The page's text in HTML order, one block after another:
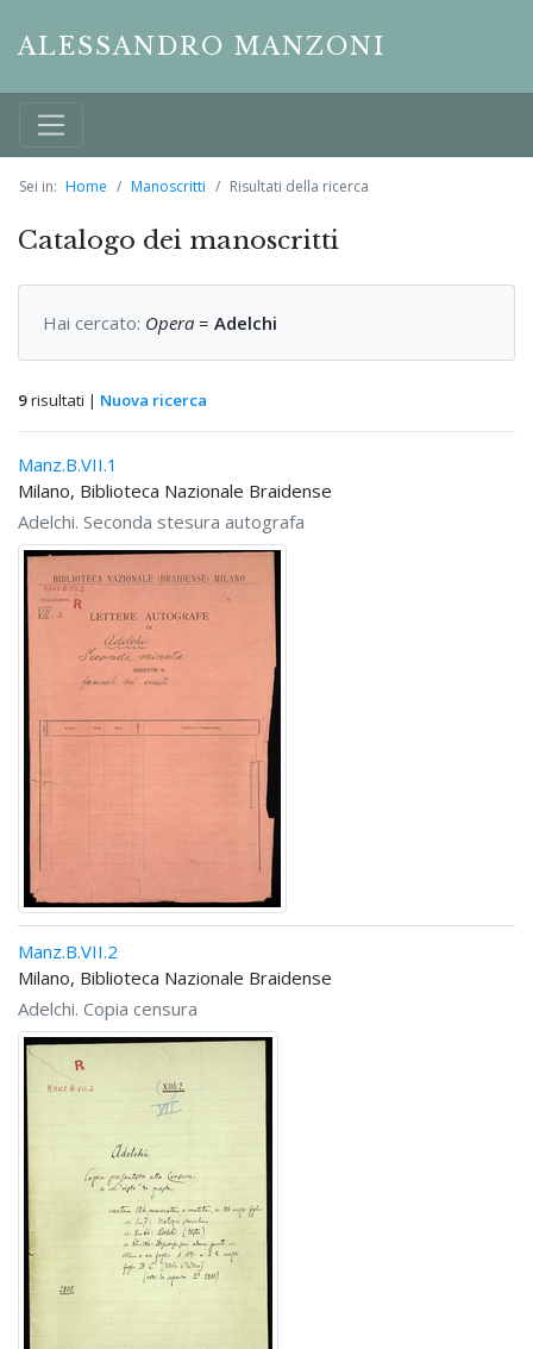
ALESSANDRO MANZONI
Sei in: Home Manoscritti Risultati della ricerca
Catalogo dei manoscritti
Hai cercato: Opera = Adelchi
9risultati | Nuova ricerca
Manz.B.VII.1
Milano, Biblioteca Nazionale Braidense
Adelchi. Seconda stesura autografa
Manz.B.VII.2
Milano, Biblioteca Nazionale Braidense
Adelchi. Copia censura